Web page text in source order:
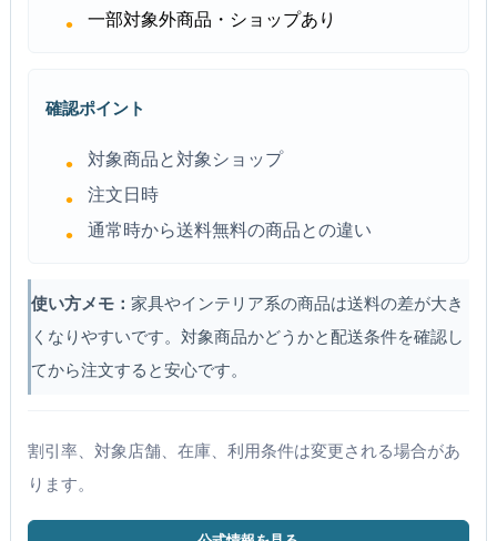
一部対象外商品・ショップあり
確認ポイント
対象商品と対象ショップ
注文日時
通常時から送料無料の商品との違い
使い方メモ： 家具やインテリア系の商品は送料の差が大き
くなりやすいです。対象商品かどうかと配送条件を確認し
てから注文すると安心です。
割引率、対象店舗、在庫、利用条件は変更される場合があ
ります。